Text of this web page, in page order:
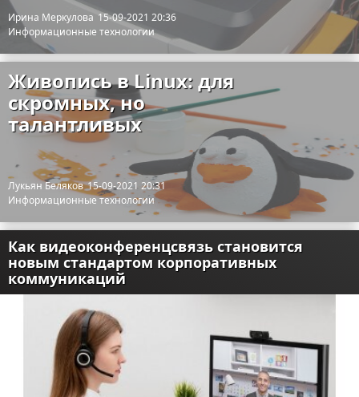
Ирина Меркулова 15-09-2021 20:36
Информационные технологии
Живопись в Linux: для
скромных, но
талантливых
Лукьян Беляков 15-09-2021 20:31
Информационные технологии
Как видеоконференцсвязь становится
новым стандартом корпоративных
коммуникаций